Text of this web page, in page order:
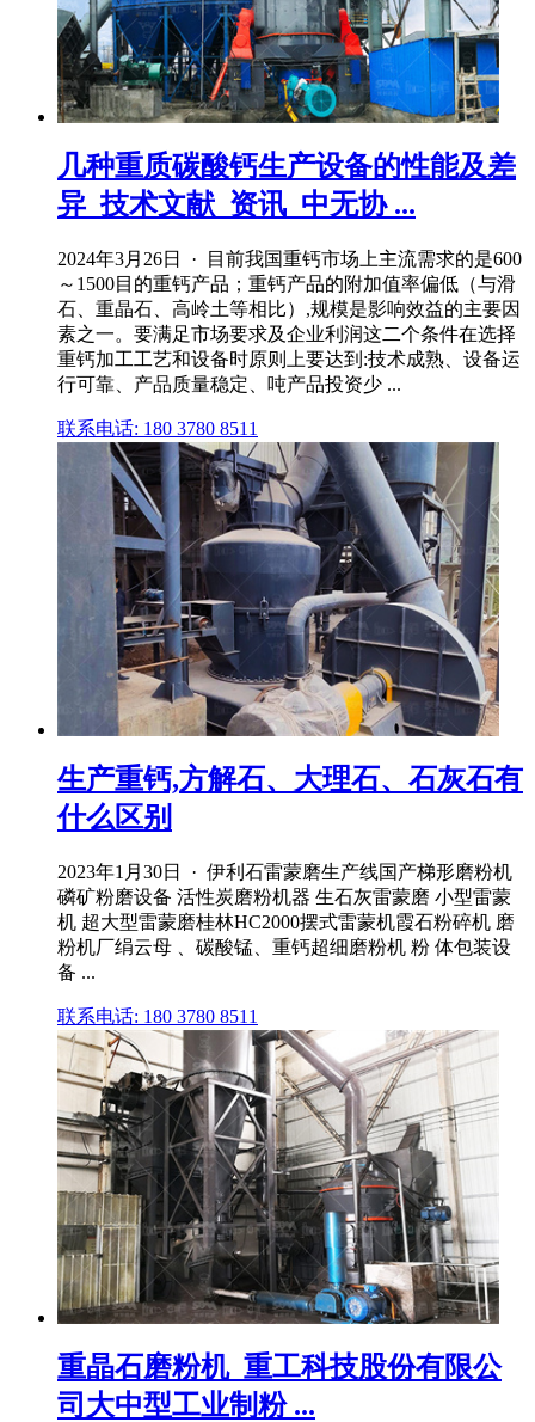
几种重质碳酸钙生产设备的性能及差
异_技术文献_资讯_中无协 ...
2024年3月26日 · 目前我国重钙市场上主流需求的是600
～1500目的重钙产品；重钙产品的附加值率偏低（与滑
石、重晶石、高岭土等相比）,规模是影响效益的主要因
素之一。要满足市场要求及企业利润这二个条件在选择
重钙加工工艺和设备时原则上要达到:技术成熟、设备运
行可靠、产品质量稳定、吨产品投资少 ...
联系电话: 180 3780 8511
生产重钙,方解石、大理石、石灰石有
什么区别
2023年1月30日 · 伊利石雷蒙磨生产线国产梯形磨粉机
磷矿粉磨设备 活性炭磨粉机器 生石灰雷蒙磨 小型雷蒙
机 超大型雷蒙磨桂林HC2000摆式雷蒙机霞石粉碎机 磨
粉机厂绢云母 、碳酸锰、重钙超细磨粉机 粉 体包装设
备 ...
联系电话: 180 3780 8511
重晶石磨粉机_重工科技股份有限公
司大中型工业制粉 ...